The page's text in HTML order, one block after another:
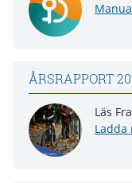
ÅRSRAPPORT
Läs